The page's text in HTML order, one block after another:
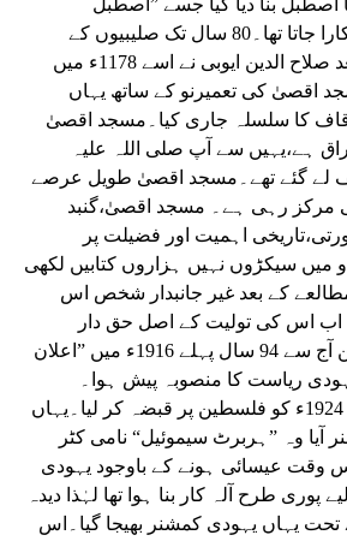
بنا دیا گیا جسے ”اصطبل
سلیمان“ کے نام سے پکارا جاتا تھا۔80 سال تک صلیبیوں کے
قبضے میں رہنے کے بعد صلاح الدین ایوبی نے اسے 1178ء میں
اقصیٰ کی تعمیرنو کے ساتھ یہاں
کا سلسلہ جاری کیا۔مسجد اقصیٰ
ہے،یہیں سے آپ صلی اللہ علیہ
لے گئے تھے۔مسجد اقصیٰ طویل عرصے
مرکز رہی ہے۔ مسجد اقصیٰ،گنبد
اہمیت اور فضیلت پر
میں سیکڑوں نہیں ہزاروں کتابیں لکھی
کے بعد غیر جانبدار شخص اس
اب اس کی تولیت کے اصل حق دار
مسلمان ہی ہیں،لیکن آج سے 94 سال پہلے 1916ء میں ”اعلان
ریاست کا منصوبہ پیش ہوا۔
انگریزوں نے 2 فروری 1924ء کو فلسطین پر قبضہ کر لیا۔یہاں
آیا وہ ”ہربرٹ سیموئیل“ نامی کٹر
وقت عیسائی ہونے کے باوجود یہودی
طرح آلہ کار بنا ہوا تھا لہٰذا دیدہ
یہاں یہودی کمشنر بھیجا گیا۔اس